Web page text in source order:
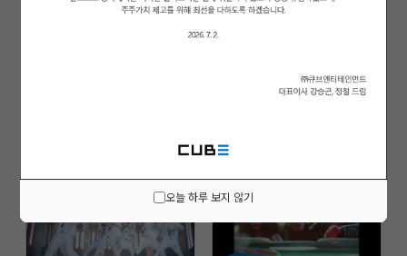
오늘 하루 보지 않기
(여자)아이들((G)I-DLE) - '한(一... 비투비-블루(BTOB-BLUE) - '비가 ...